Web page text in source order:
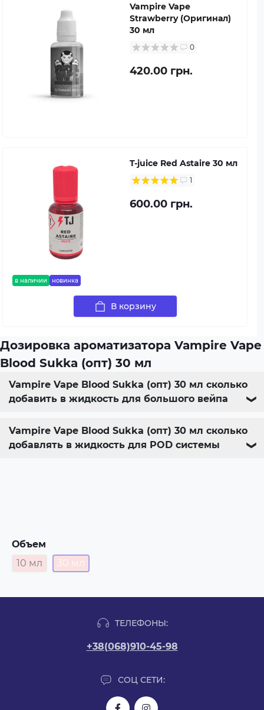
Vampire Vape
Strawberry (Оригинал)
30 мл
0
420.00 грн.
в наличии новинка
T-juice Red Astaire 30 мл
1
600.00 грн.
В корзину
Дозировка ароматизатора Vampire Vape
Blood Sukka (опт) 30 мл
Vampire Vape Blood Sukka (опт) 30 мл сколько
добавить в жидкость для большого вейпа
❯
Vampire Vape Blood Sukka (опт) 30 мл сколько
добавлять в жидкость для POD системы
❯
Объем
10 мл
30 мл
ТЕЛЕФОНЫ:
+38(068)910-45-98
СОЦ СЕТИ: